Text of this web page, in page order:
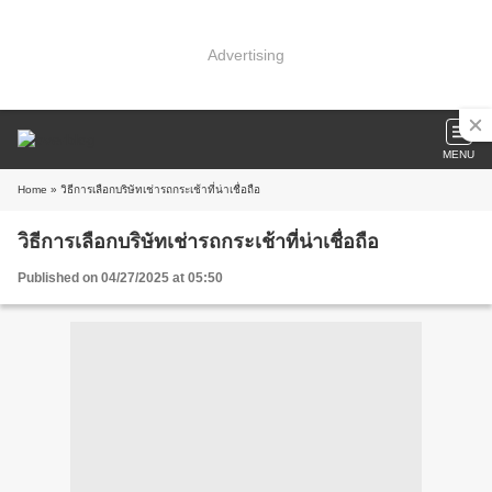
Advertising
MENU
Home » วิธีการเลือกบริษัทเช่ารถกระเช้าที่น่าเชื่อถือ
วิธีการเลือกบริษัทเช่ารถกระเช้าที่น่าเชื่อถือ
Published on 04/27/2025 at 05:50